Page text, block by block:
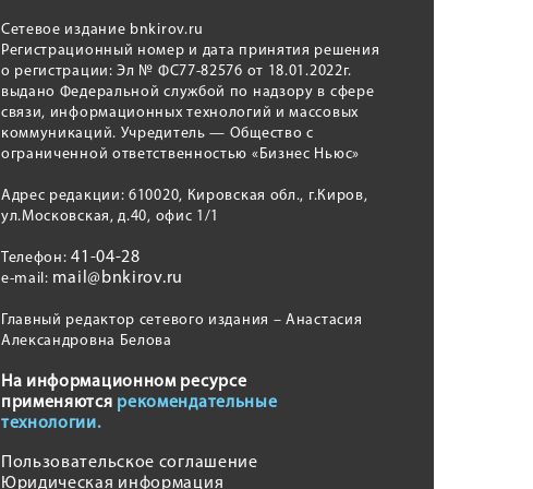
Сетевое издание bnkirov.ru
Регистрационный номер и дата принятия решения
о регистрации: Эл № ФС77-82576 от 18.01.2022г.
выдано Федеральной службой по надзору в сфере
связи, информационных технологий и массовых
коммуникаций. Учредитель — Общество с
ограниченной ответственностью «Бизнес Ньюс»
Адрес редакции: 610020, Кировская обл., г.Киров,
ул.Московская, д.40, офис 1/1
Телефон:41-04-28
e-mail: mail@bnkirov.ru
Главный редактор сетевого издания – Анастасия
Александровна Белова
На информационном ресурсе
применяются рекомендательные
технологии.
Пользовательское соглашение
Юридическая информация